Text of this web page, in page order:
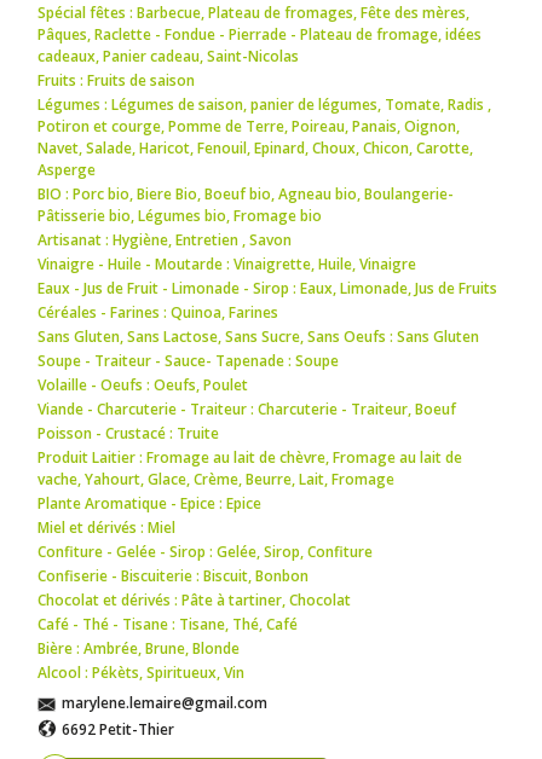
Spécial fêtes : Barbecue,Plateau de fromages,Fête des mères,
Pâques,Raclette - Fondue - Pierrade - Plateau de fromage,idées
cadeaux,Panier cadeau,Saint-Nicolas
Fruits : Fruits de saison
Légumes : Légumes de saison,panier de légumes, Tomate,Radis ,
Potiron et courge,Pomme de Terre,Poireau,Panais,Oignon,
Navet,Salade,Haricot,Fenouil,Epinard,Choux,Chicon,Carotte,
Asperge
BIO : Porc bio,Biere Bio,Boeuf bio,Agneau bio,Boulangerie-
Pâtisserie bio,Légumes bio,Fromage bio
Artisanat : Hygiène,Entretien ,Savon
Vinaigre - Huile - Moutarde : Vinaigrette,Huile,Vinaigre
Eaux - Jus de Fruit - Limonade - Sirop : Eaux,Limonade,Jus de Fruits
Céréales - Farines : Quinoa,Farines
Sans Gluten, Sans Lactose, Sans Sucre, Sans Oeufs : Sans Gluten
Soupe - Traiteur - Sauce- Tapenade : Soupe
Volaille - Oeufs : Oeufs,Poulet
Viande - Charcuterie - Traiteur : Charcuterie - Traiteur,Boeuf
Poisson - Crustacé : Truite
Produit Laitier : Fromage au lait de chèvre,Fromage au lait de
vache,Yahourt,Glace,Crème,Beurre,Lait,Fromage
Plante Aromatique - Epice : Epice
Miel et dérivés : Miel
Confiture - Gelée - Sirop : Gelée,Sirop,Confiture
Confiserie - Biscuiterie : Biscuit,Bonbon
Chocolat et dérivés : Pâte à tartiner,Chocolat
Café - Thé - Tisane : Tisane, Thé,Café
Bière : Ambrée,Brune,Blonde
Alcool : Pékèts,Spiritueux,Vin
marylene.lemaire@gmail.com
6692 Petit-Thier